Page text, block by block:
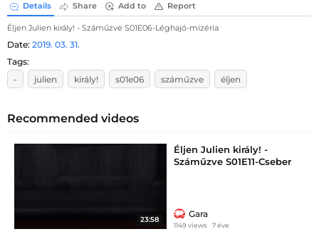
Details Share Add to Report
Éljen Julien király! - Száműzve S01E06-Léghajó-mizéria
Date: 2019. 03. 31.
Tags:
-
julien király! s01e06 száműzve éljen
Recommended videos
23:58
Éljen Julien király! -
Száműzve S01E11-Cseber
Gara
1149 views 7 éve